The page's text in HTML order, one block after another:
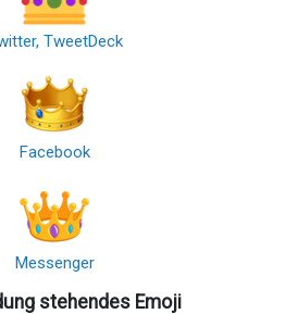
TweetDeck
Facebook
Messenger
stehendes Emoji